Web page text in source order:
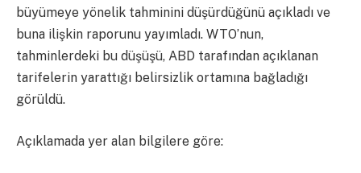
büyümeye yönelik tahminini düşürdüğünü açıkladı ve
buna ilişkin raporunu yayımladı. WTO’nun,
tahminlerdeki bu düşüşü, ABD tarafından açıklanan
tarifelerin yarattığı belirsizlik ortamına bağladığı
görüldü.
Açıklamada yer alan bilgilere göre: